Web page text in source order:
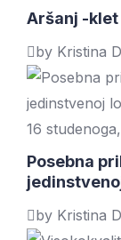
Aršanj -
by Kristina
16
Posebna
by Kristina